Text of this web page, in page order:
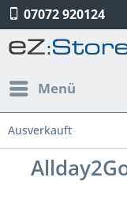
07072 920124
Menü
Ausverkauft